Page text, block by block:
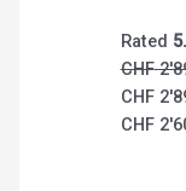
Rated
CHF
CHF
CHF